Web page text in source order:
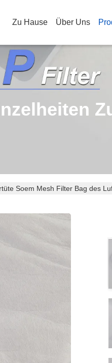
Zu Hause Über Uns
Soem Mesh Filter Bag des